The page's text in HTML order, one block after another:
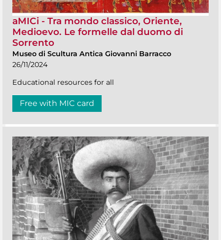
aMICi - Tra mondo classico, Oriente,
Medioevo. Le formelle dal duomo di
Sorrento
Museo di Scultura Antica Giovanni Barracco
26/11/2024
Educational resources for all
Free with MIC card